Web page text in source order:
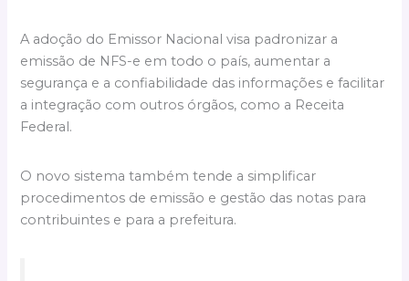
A adoção do Emissor Nacional visa padronizar a
emissão de NFS-e em todo o país, aumentar a
segurança e a confiabilidade das informações e facilitar
a integração com outros órgãos, como a Receita
Federal.
O novo sistema também tende a simplificar
procedimentos de emissão e gestão das notas para
contribuintes e para a prefeitura.